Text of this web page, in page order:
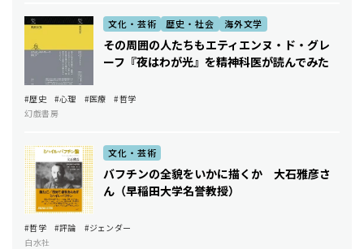
文化・芸術 歴史・社会 海外文学
その周囲の人たちも――エティエンヌ・ド・グレ
ーフ『夜はわが光』を精神科医が読んでみた
#歴史 #心理 #医療
#哲学
幻戯書房
文化・芸術
バフチンの全貌をいかに描くか 大石雅彦さ
ん（早稲田大学名誉教授）
#哲学 #評論
#ジェンダー
白水社